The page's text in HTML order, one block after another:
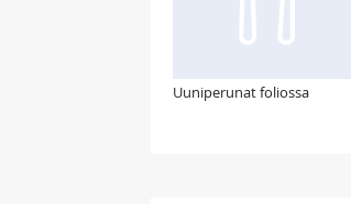
Uuniperunat foliossa